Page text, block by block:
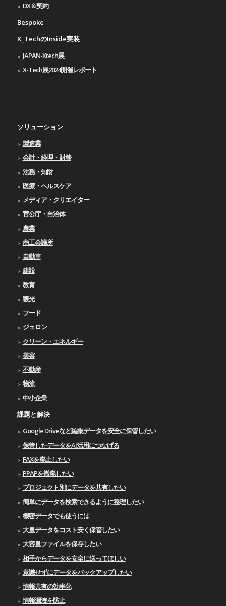
DX＆契約
Bespoke
X_TechのInside実装
JAPAN-Xtech展
X-Tech展2024開催レポート
ソリューション
製造業
会計・経理・財務
法務・知財
医療・ヘルスケア
メディア・クリエイター
官公庁・自治体
農業
商工会議所
自動車
建設
教育
観光
フード
ジェロン
クリーン・エネルギー
美容
不動産
物流
中小企業
課題と解決
Google Driveなど編集データを安全に保管したい
保管したデータをAI活用につなげる
FAXを廃止したい
PPAPを撤廃したい
プロジェクト別にデータを共有したい
簡単にデータを検索できるように整理したい
機密データでも使うには
大量データをコスト安く保管したい
大容量ファイルを保存したい
相手からデータを安全に送ってほしい
意識せずにデータをバックアップしたい
情報共有の効率化
情報漏洩を防止